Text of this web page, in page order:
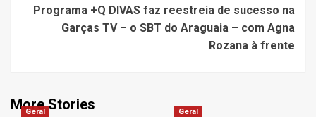
Programa +Q DIVAS faz reestreia de sucesso na
Garças TV – o SBT do Araguaia – com Agna
Rozana à frente
More Stories
Geral Geral